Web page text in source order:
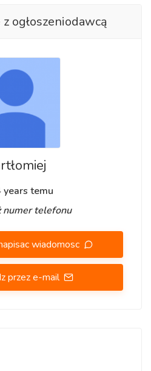
grobu.
przechylonego,
pomnik-nagrobek/
Pawłowice, Leśnica, Psie
osobowicki, grabiszyński,
Bardzka
Ducha Świętego,
ogłoszeniodawcą
years temu
numer telefonu
wiadomosc
przez e-mail